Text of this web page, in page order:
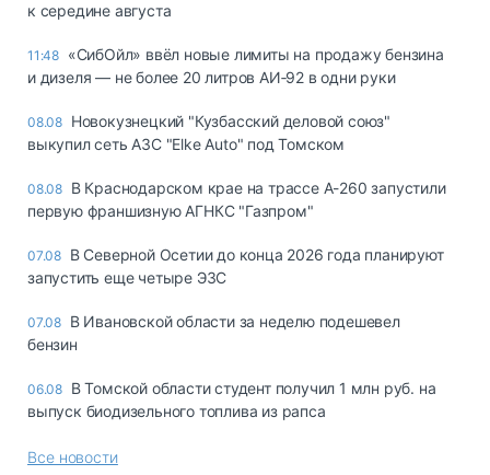
к середине августа
11:48 «СибОйл» ввёл новые лимиты на продажу бензина
и дизеля — не более 20 литров АИ‑92 в одни руки
08.08 Новокузнецкий "Кузбасский деловой союз"
выкупил сеть АЗС "Elke Auto" под Томском
08.08 В Краснодарском крае на трассе А-260 запустили
первую франшизную АГНКС "Газпром"
07.08 В Северной Осетии до конца 2026 года планируют
запустить еще четыре ЭЗС
07.08 В Ивановской области за неделю подешевел
бензин
06.08 В Томской области студент получил 1 млн руб. на
выпуск биодизельного топлива из рапса
Все новости